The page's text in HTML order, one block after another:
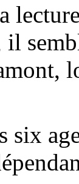
il
six